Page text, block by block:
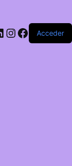
Instagram
Facebook
Acceder